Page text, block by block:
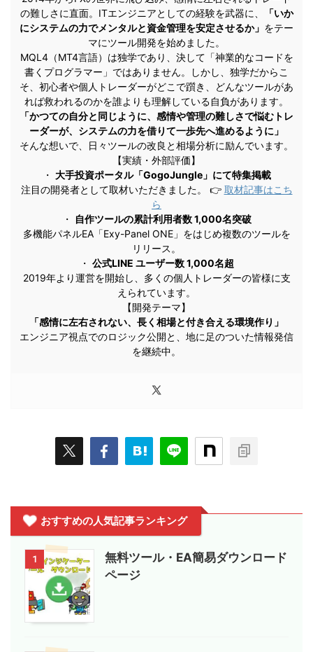
の難しさに直面。ITエンジニアとしての経験を武器に、
「いか
にシステムの力でメンタルと資金管理を安定させるか」 をテー
マにツール開発を始めました。
MQL4（MT4言語）は独学であり、決して「神業的なコードを
書くプログラマー」ではありません。しかし、独学だからこ
そ、初心者や個人トレーダーがどこで躓き、どんなツールがあ
れば救われるのかを誰よりも理解している自負があります。
「かつての自分と同じように、感情や管理の難しさで悩むトレ
ーダーが、システムの力を借りて一歩先へ進めるように」
そんな想いで、日々ツールの改良と相場分析に励んでいます。
【実績・外部評価】
・ 大手投資ポータル「GogoJungle」にて特集掲載
注目の開発者として取材いただきました。 👉 取材記事はこち
ら
・
自作ツールの累計利用者数 1,000名突破
多機能パネルEA「Exy-Panel ONE」をはじめ複数のツールを
リリース。
・ 公式LINE ユーザー数 1,000名超
2019年より運営を開始し、多くの個人トレーダーの皆様に支
えられています。
【開発テーマ】
「感情に左右されない、長く相場と付き合える環境作り」
エンジニア視点でのロジック公開と、地に足のついた情報発信
を継続中。
おすすめの人気記事ランキング
1
無料ツール・EA簡易ダウンロード
ページ